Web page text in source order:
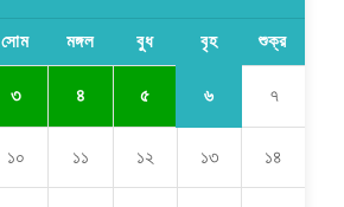
সোম মঙ্গল বুধ বৃহ শুক্র
৩ ৪ ৫ ৬ ৭
১০ ১১ ১২ ১৩ ১৪